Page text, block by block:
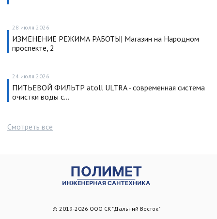
28 июля 2026
ИЗМЕНЕНИЕ РЕЖИМА РАБОТЫ| Магазин на Народном
проспекте, 2
24 июля 2026
ПИТЬЕВОЙ ФИЛЬТР atoll ULTRA - современная система
очистки воды с…
Смотреть все
© 2019-2026 ООО СК "Дальний Восток"